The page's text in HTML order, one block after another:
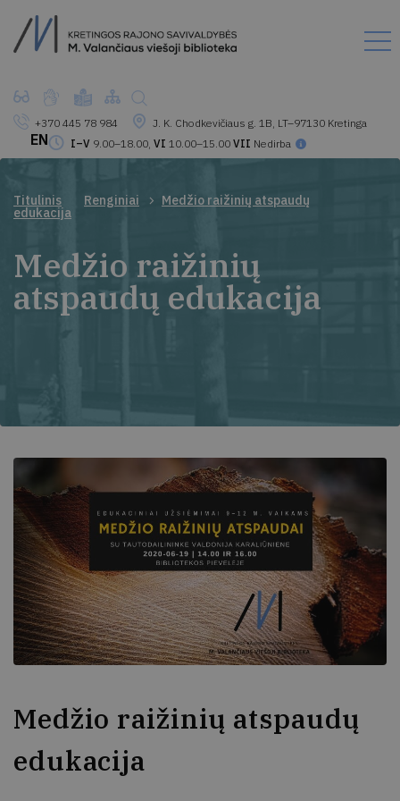
+370 445 78 984
J. K. Chodkevičiaus g. 1B, LT–97130 Kretinga
I–V 9.00–18.00, VI 10.00–15.00 VII Nedirba
EN
Titulinis Renginiai Medžio raižinių atspaudų
edukacija
Medžio raižinių
atspaudų edukacija
Medžio raižinių atspaudų
edukacija